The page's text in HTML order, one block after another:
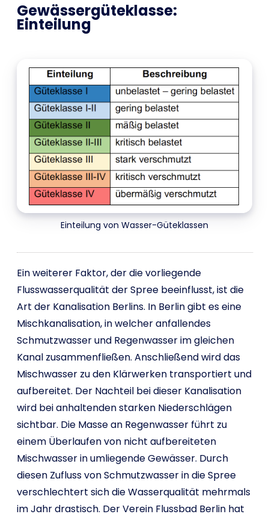
Gewässergüteklasse:
Einteilung
Einteilung von Wasser-Güteklassen
Ein weiterer Faktor, der die vorliegende
Flusswasserqualität der Spree beeinflusst, ist die
Art der Kanalisation Berlins. In Berlin gibt es eine
Mischkanalisation, in welcher anfallendes
Schmutzwasser und Regenwasser im gleichen
Kanal zusammenfließen. Anschließend wird das
Mischwasser zu den Klärwerken transportiert und
aufbereitet. Der Nachteil bei dieser Kanalisation
wird bei anhaltenden starken Niederschlägen
sichtbar. Die Masse an Regenwasser führt zu
einem Überlaufen von nicht aufbereiteten
Mischwasser in umliegende Gewässer. Durch
diesen Zufluss von Schmutzwasser in die Spree
verschlechtert sich die Wasserqualität mehrmals
im Jahr drastisch. Der Verein Flussbad Berlin hat